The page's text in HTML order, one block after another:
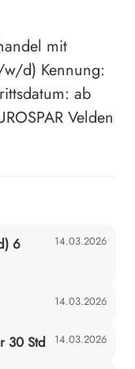
mit
d) Kennung:
ab
Velden
6
14.03.2026
14.03.2026
30 Std 14.03.2026